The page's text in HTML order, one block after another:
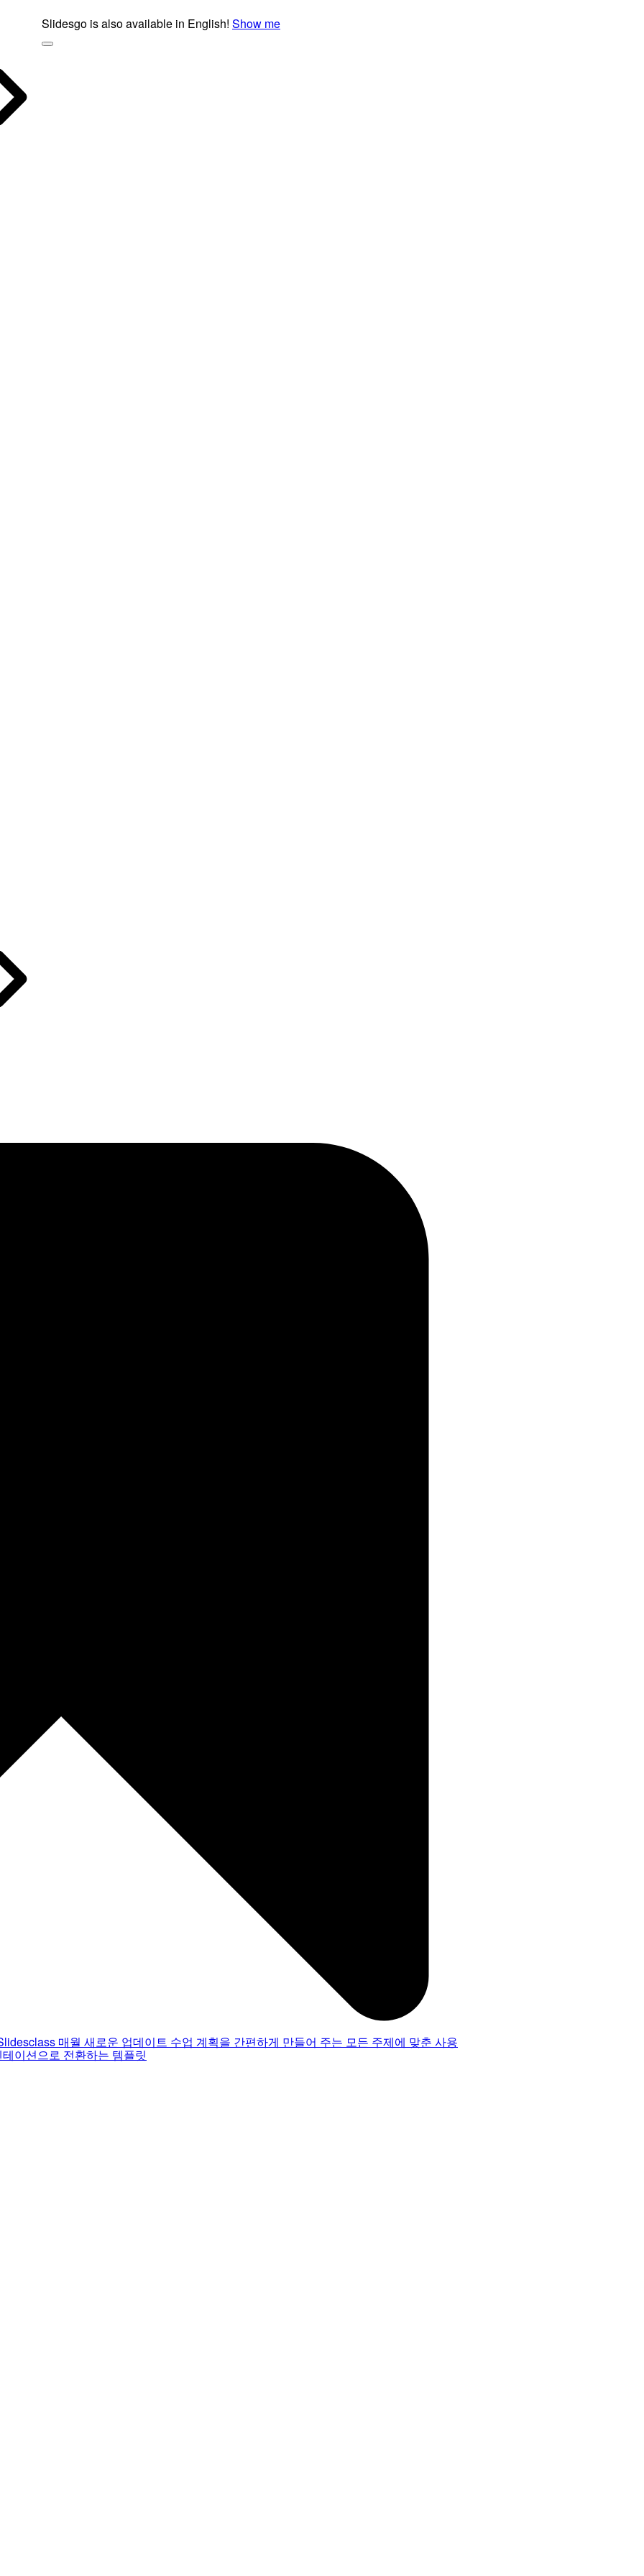
Slidesgo is also available in English! Show me
매월 새로운 업데이트 수업 계획을 간편하게 만들어 주는 모든 주제에 맞춘 사용
이션으로 전환하는 템플릿